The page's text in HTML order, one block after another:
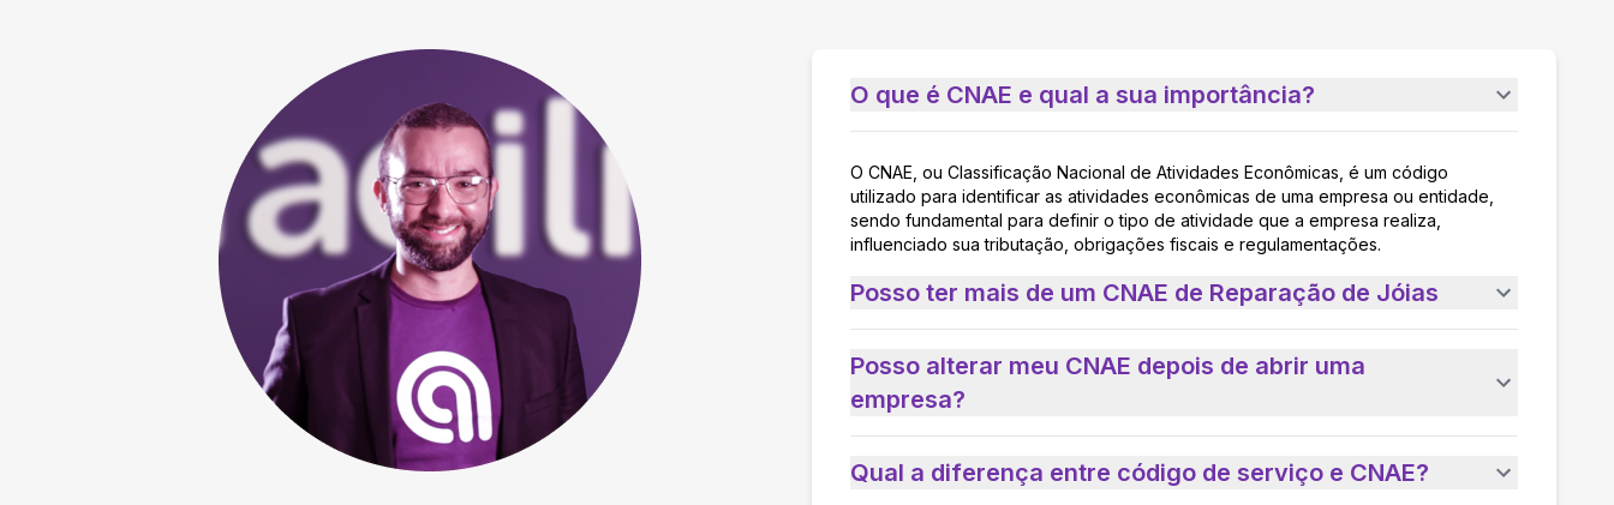
O que é CNAE e qual a sua importância?
O CNAE, ou Classificação Nacional de Atividades Econômicas, é um código
utilizado para identificar as atividades econômicas de uma empresa ou entidade,
sendo fundamental para definir o tipo de atividade que a empresa realiza,
influenciado sua tributação, obrigações fiscais e regulamentações.
Posso ter mais de um CNAE de Reparação de Jóias
Posso alterar meu CNAE depois de abrir uma
empresa?
Qual a diferença entre código de serviço e CNAE?